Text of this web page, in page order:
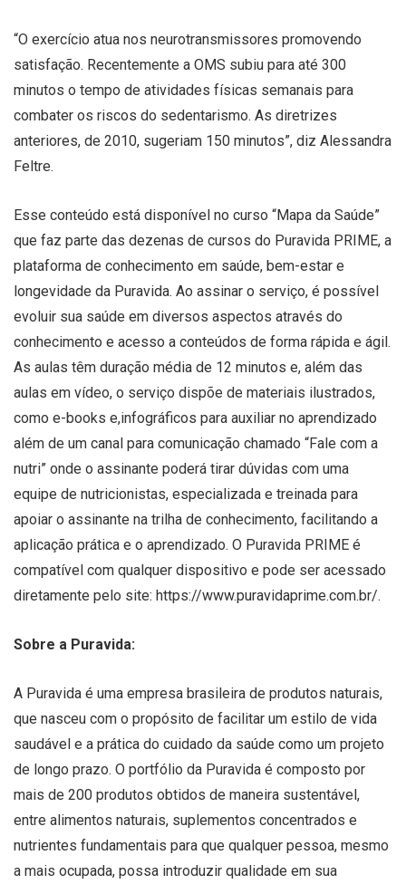
“O exercício atua nos neurotransmissores promovendo
satisfação. Recentemente a OMS subiu para até 300
minutos o tempo de atividades físicas semanais para
combater os riscos do sedentarismo. As diretrizes
anteriores, de 2010, sugeriam 150 minutos”, diz Alessandra
Feltre.
Esse conteúdo está disponível no curso “Mapa da Saúde”
que faz parte das dezenas de cursos do Puravida PRIME, a
plataforma de conhecimento em saúde, bem-estar e
longevidade da Puravida. Ao assinar o serviço, é possível
evoluir sua saúde em diversos aspectos através do
conhecimento e acesso a conteúdos de forma rápida e ágil.
As aulas têm duração média de 12 minutos e, além das
aulas em vídeo, o serviço dispõe de materiais ilustrados,
como e-books e,infográficos para auxiliar no aprendizado
além de um canal para comunicação chamado “Fale com a
nutri” onde o assinante poderá tirar dúvidas com uma
equipe de nutricionistas, especializada e treinada para
apoiar o assinante na trilha de conhecimento, facilitando a
aplicação prática e o aprendizado. O Puravida PRIME é
compatível com qualquer dispositivo e pode ser acessado
diretamente pelo site: https://www.puravidaprime.com.br/.
Sobre a Puravida:
A Puravida é uma empresa brasileira de produtos naturais,
que nasceu com o propósito de facilitar um estilo de vida
saudável e a prática do cuidado da saúde como um projeto
de longo prazo. O portfólio da Puravida é composto por
mais de 200 produtos obtidos de maneira sustentável,
entre alimentos naturais, suplementos concentrados e
nutrientes fundamentais para que qualquer pessoa, mesmo
a mais ocupada, possa introduzir qualidade em sua